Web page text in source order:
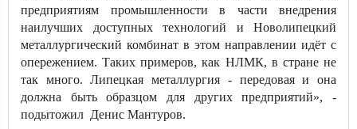
предприятиям промышленности в части внедрения
наилучших доступных технологий и Новолипецкий
металлургический комбинат в этом направлении идёт с
опережением. Таких примеров, как НЛМК, в стране не
так много. Липецкая металлургия - передовая и она
должна быть образцом для других предприятий», -
подытожил Денис Мантуров.